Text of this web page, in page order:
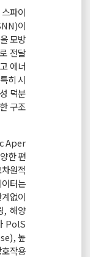
파이
이
모방
전달
에너
히 시
덕분
구조
Aper
한 편
원적
터는
없이
, 해양
PolS
높
작용